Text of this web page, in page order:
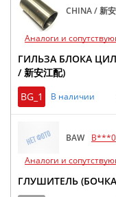
CHINA / 新
Аналоги и
ГИЛЬЗА БЛОКА
/ 新安江配)
BG_1
В наличии
BAW
B***0
Аналоги и
ГЛУШИТЕЛЬ